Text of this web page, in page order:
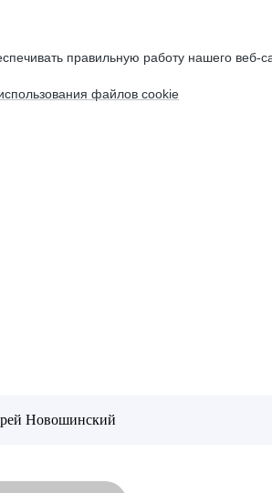
правильную работу нашего веб-
файлов cookie
Новошинский